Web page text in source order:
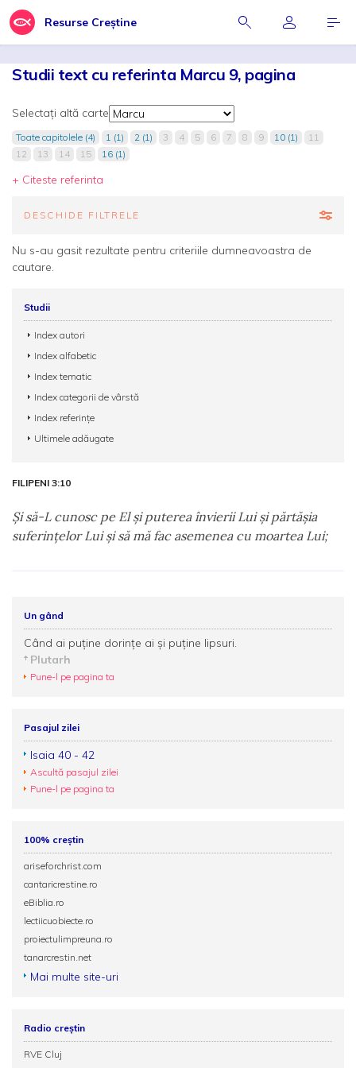
Resurse Creștine
Studii text cu referinta Marcu 9, pagina
Selectați altă carte
Toate capitolele (4) 1 (1) 2 (1) 3 4 5 6 7 8 9 10 (1)
11
12
13 14 15 16 (1)
+ Citeste referinta
DESCHIDE FILTRELE
Nu s-au gasit rezultate pentru criteriile dumneavoastra de
cautare.
Studii
Index autori
Index alfabetic
Index tematic
Index categorii de vârstă
Index referințe
Ultimele adăugate
FILIPENI 3:10
Şi să-L cunosc pe El şi puterea învierii Lui şi părtăşia
suferinţelor Lui şi să mă fac asemenea cu moartea Lui;
Un gând
Când ai puţine dorinţe ai şi puţine lipsuri.
Plutarh
Pune-l pe pagina ta
Pasajul zilei
Isaia 40 - 42
Ascultă pasajul zilei
Pune-l pe pagina ta
100% creștin
ariseforchrist.com
cantaricrestine.ro
eBiblia.ro
lectiicuobiecte.ro
proiectulimpreuna.ro
tanarcrestin.net
Mai multe site-uri
Radio creștin
RVE Cluj